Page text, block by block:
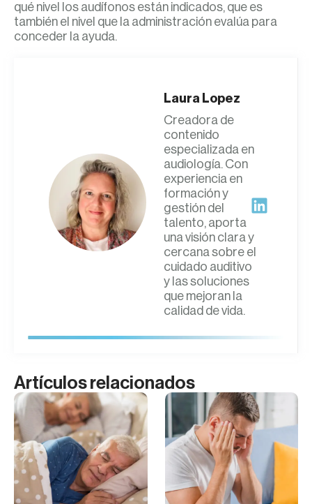
qué nivel los audífonos están indicados, que es
también el nivel que la administración evalúa para
conceder la ayuda.
Laura Lopez
Creadora de
contenido
especializada en
audiología. Con
experiencia en
formación y
gestión del
talento, aporta
una visión clara y
cercana sobre el
cuidado auditivo
y las soluciones
que mejoran la
calidad de vida.
Artículos relacionados